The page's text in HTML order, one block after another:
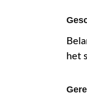
het